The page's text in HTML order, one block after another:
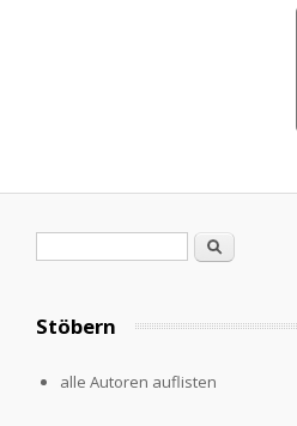
Search
Stöbern
alle Autoren auflisten